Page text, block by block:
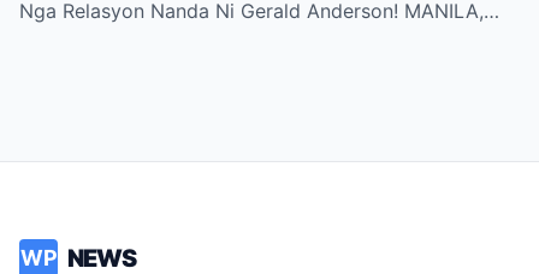
Nga Relasyon Nanda Ni Gerald Anderson! MANILA,…
WP NEWS